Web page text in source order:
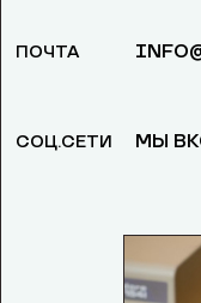
ПОЧТА
СОЦ.СЕТИ МЫ